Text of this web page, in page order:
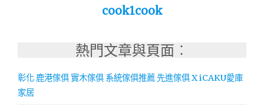
cook1cook
熱門文章與頁面︰
彰化 鹿港傢俱 實木傢俱 系統傢俱推薦 先進傢俱 X iCAKU愛庫
家居